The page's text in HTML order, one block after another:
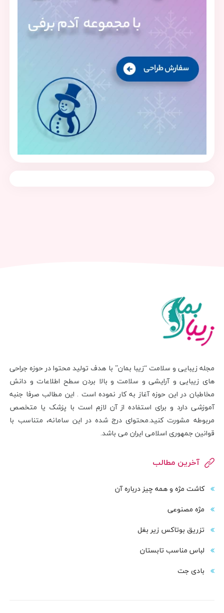
مجله زیبایی و سلامت “زیبا بمان” با هدف تولید محتوا در حوزه جراحی
های زیبایی و آرایشی و سلامت و بالا بردن سطح اطلاعات و دانش
مخاطبان در این حوزه آغاز به کار نموده است . این مطالب صرفا جنبه
آموزشی دارد و برای استفاده از آن لازم است با پزشک یا متخصص
مربوطه مشورت کنید.محتوای درج شده در این سامانه، متناسب با
قوانین جمهوری اسلامی ایران می باشد.
آخرین مطالب
کاشت مژه و همه چیز درباره آن
مژه مصنوعی
تزریق بوتاکس زیر بغل
لباس مناسب تابستان
بادی‌ جت